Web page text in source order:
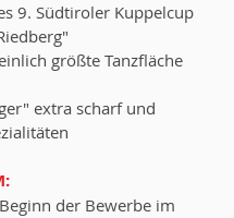
9. Südtiroler Kuppelcup
größte Tanzfläche
extra scharf und
Beginn der Bewerbe im